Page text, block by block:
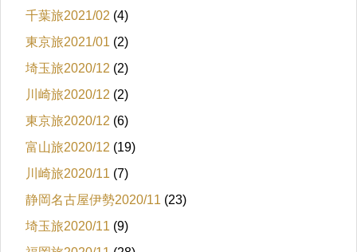
千葉旅2021/02 (4)
東京旅2021/01 (2)
埼玉旅2020/12 (2)
川崎旅2020/12 (2)
東京旅2020/12 (6)
富山旅2020/12 (19)
川崎旅2020/11 (7)
静岡名古屋伊勢2020/11 (23)
埼玉旅2020/11 (9)